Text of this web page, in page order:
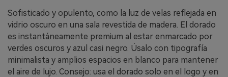
Sofisticado y opulento, como la luz de velas reflejada en
vidrio oscuro en una sala revestida de madera. El dorado
es instantáneamente premium al estar enmarcado por
verdes oscuros y azul casi negro. Úsalo con tipografía
minimalista y amplios espacios en blanco para mantener
el aire de lujo. Consejo: usa el dorado solo en el logo y en